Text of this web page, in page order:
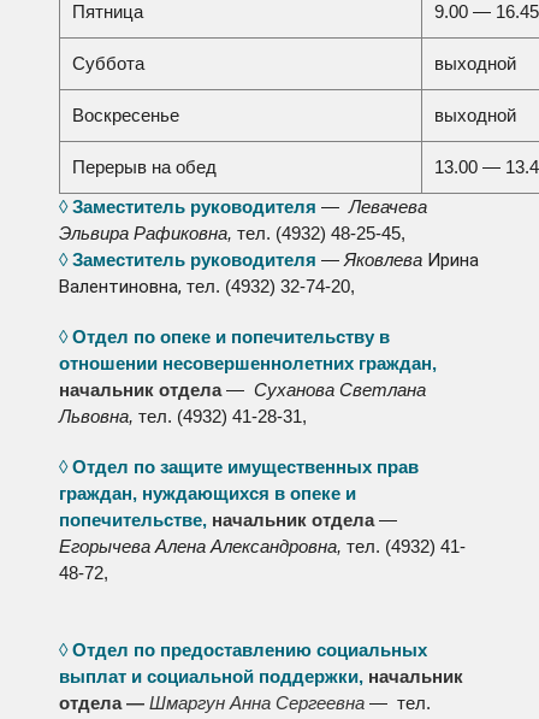
Пятница 9.00 — 16.45
Суббота выходной
Воскресенье выходной
Перерыв на обед 13.00 —
◊Заместитель руководителя — Левачева
Эльвира Рафиковна, тел. (4932) 48-25-45,
◊Заместитель руководителя — Яковлева Ирина
Валентиновна, тел. (4932) 32-74-20,
◊Отдел по опеке и попечительству в
отношении несовершеннолетних граждан,
начальник отдела— Суханова Светлана
Львовна, тел. (4932) 41-28-31,
◊Отдел по защите имущественных прав
граждан, нуждающихся в опеке и
попечительстве, начальник отдела—
Егорычева Алена Александровна, тел. (4932) 41-
48-72,
◊Отдел по предоставлению социальных
выплат и социальной поддержки, начальник
отдела — Шмаргун Анна Сергеевна — тел.